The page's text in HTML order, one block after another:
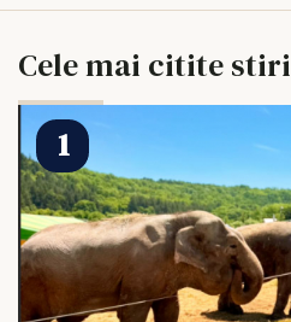
Cele mai citite stiri